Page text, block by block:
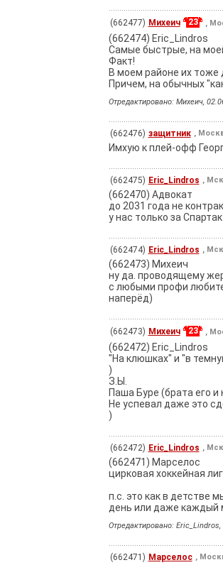
(662477) Михеич 23 ,
(662474) Eric_Lindros
Самые быстрые, на
Факт!
В моем районе их тоже
Причем, на обычных
Отредактировано: Михеич,
(662476) защитник ,
Имхую к плей-офф
(662475) Eric_Lindros ,
(662470) Адвокат
до 2031 года не
у нас только за Спартак
(662474) Eric_Lindros ,
(662473) Михеич
ну да. проводящему
с любыми профи
наперёд)
(662473) Михеич 23 ,
(662472) Eric_Lindros
"На клюшках" и "в
)
З.Ы.
Паша Буре (брата его
Не успевал даже это
)
(662472) Eric_Lindros ,
(662471) Марселос
цирковая хоккейная
п.с. это как в детстве
день или даже каждый
Отредактировано: Eric_Lindros,
(662471) Марселос ,